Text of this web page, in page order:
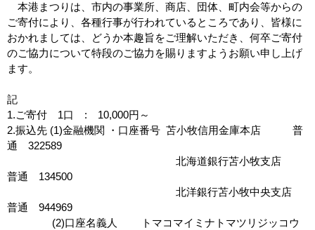
本港まつりは、市内の事業所、商店、団体、町内会等からの
ご寄付により、各種行事が行われているところであり、皆様に
おかれましては、どうか本趣旨をご理解いただき、何卒ご寄付
のご協力について特段のご協力を賜りますようお願い申し上げ
ます。
記
1.ご寄付 1口 : 10,000円～
2.振込先 (1)金融機関 ・口座番号 苫小牧信用金庫本店 普
通 322589
北海道銀行苫小牧支店
普通 134500
北洋銀行苫小牧中央支店
普通 944969
(2)口座名義人 トマコマイミナトマツリジッコウ